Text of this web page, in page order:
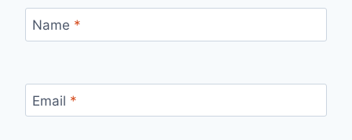
Name *
Email *